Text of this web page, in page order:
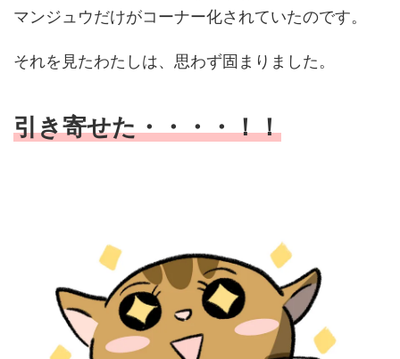
マンジュウだけがコーナー化されていたのです。
それを見たわたしは、思わず固まりました。
引き寄せた・・・・！！